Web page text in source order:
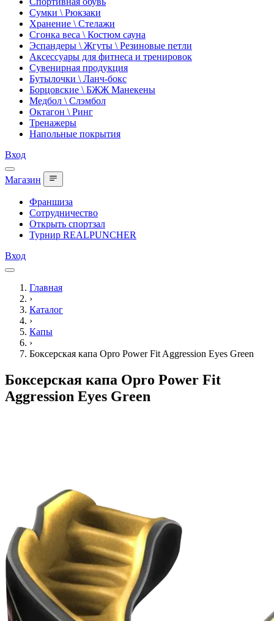
Сумки \ Рюкзаки
Хранение \ Стелажи
Сгонка веса \ Костюм сауна
Эспандеры \ Жгуты \ Резиновые петли
Аксессуары для фитнеса и тренировок
Сувенирная продукция
Бутылочки \ Ланч-бокс
Борцовские \ БЖЖ Манекены
Медбол \ Слэмбол
Октагон \ Ринг
Тренажеры
Напольные покрытия
Вход
Магазин
Франшиза
Сотрудничество
Открыть спортзал
Турнир REALPUNCHER
Вход
Главная
›
Каталог
›
Капы
›
Боксерская капа Opro Power Fit Aggression Eyes Green
Боксерская капа Opro Power Fit
Aggression Eyes Green